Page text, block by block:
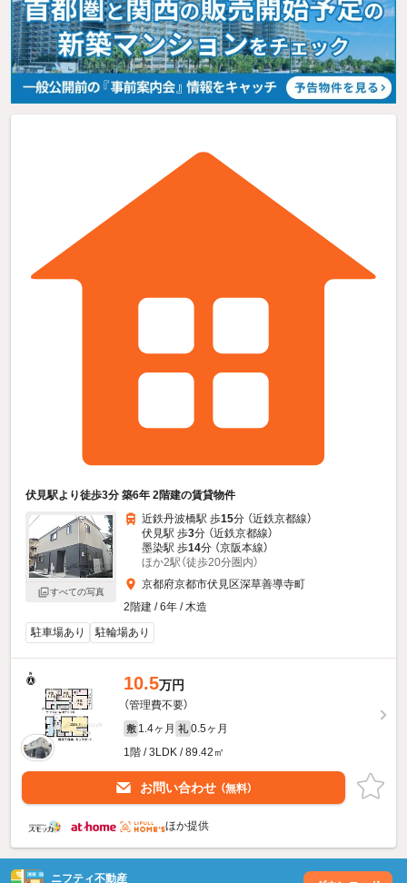
伏見駅より徒歩3分 築6年 2階建の賃貸物件
すべての写真
近鉄丹波橋駅 歩15分 （近鉄京都線）
伏見駅 歩3分 （近鉄京都線）
墨染駅 歩14分 （京阪本線）
ほか2駅（徒歩20分圏内）
京都府京都市伏見区深草善導寺町
2階建 / 6年 / 木造
駐車場あり
駐輪場あり
10.5万円
（管理費不要）
敷 1.4ヶ月 礼 0.5ヶ月
1階 / 3LDK / 89.42㎡
お問い合わせ （無料）
ほか提供
ニフティ不動産